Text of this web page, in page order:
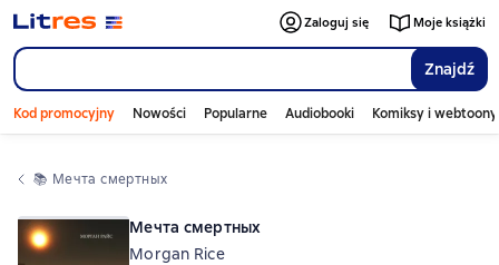
Znajdź
Zaloguj się Moje książki
Kod promocyjny Nowości Popularne Audiobooki Komiksy i webtoony
📚 Мечта смертных
Мечта смертных
Morgan Rice